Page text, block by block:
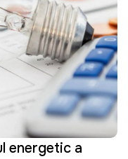
energetic a